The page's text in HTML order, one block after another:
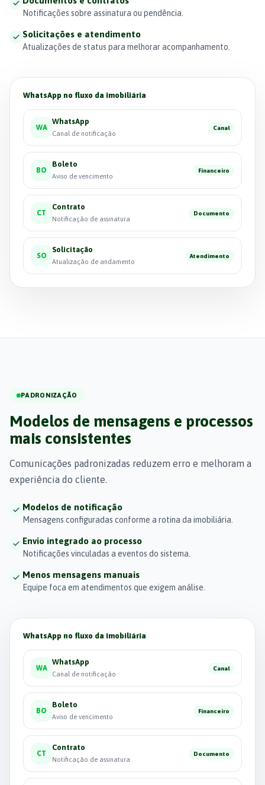
Notificações sobre assinatura ou pendência.
Solicitações e atendimento
Atualizações de status para melhorar acompanhamento.
WhatsApp no fluxo da imobiliária
WA
WhatsApp
Canal de notificação
Canal
BO
Boleto
Aviso de vencimento
Financeiro
CT
Contrato
Notificação de assinatura
Documento
SO
Solicitação
Atualização de andamento
Atendimento
PADRONIZAÇÃO
Modelos de mensagens e processos
mais consistentes
Comunicações padronizadas reduzem erro e melhoram a
experiência do cliente.
Modelos de notificação
Mensagens configuradas conforme a rotina da imobiliária.
Envio integrado ao processo
Notificações vinculadas a eventos do sistema.
Menos mensagens manuais
Equipe foca em atendimentos que exigem análise.
WhatsApp no fluxo da imobiliária
WA
WhatsApp
Canal de notificação
Canal
BO
Boleto
Aviso de vencimento
Financeiro
CT
Contrato
Notificação de assinatura
Documento